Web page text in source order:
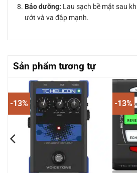
Bảo dưỡng: Lau sạch bề mặt sau
ướt và va đập mạnh.
Sản phẩm tương tự
-13% -13%